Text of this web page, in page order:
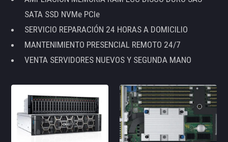
SATA SSD NVMe PCIe
SERVICIO REPARACIÓN 24 HORAS A DOMICILIO
MANTENIMIENTO PRESENCIAL REMOTO 24/7
VENTA SERVIDORES NUEVOS Y SEGUNDA MANO